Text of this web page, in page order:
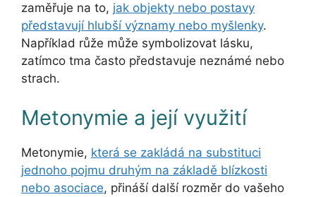
zaměřuje na to, jak objekty nebo postavy
představují hlubší významy nebo myšlenky.
Například růže může symbolizovat lásku,
zatímco tma často představuje neznámé nebo
strach.
Metonymie a její využití
Metonymie, která se zakládá na substituci
jednoho pojmu druhým na základě blízkosti
nebo asociace, přináší další rozměr do vašeho